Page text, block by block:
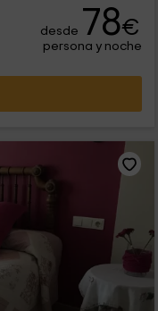
desde 78€
persona y noche